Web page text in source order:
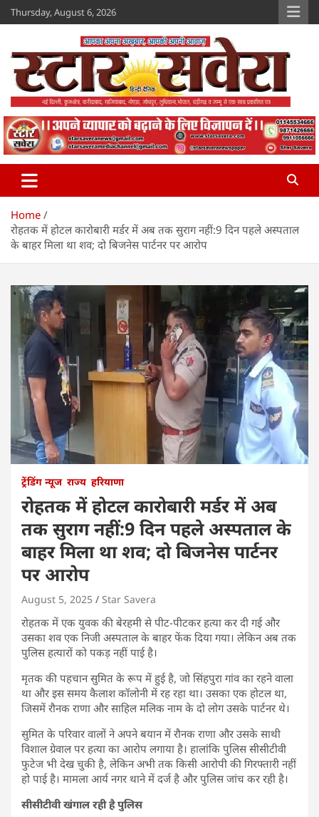
Skip
to
Thursday, August 6, 2026
Star Savera
www.starsavera.com
Home
रोहतक में होटल कारोबारी मर्डर में अब तक सुराग नहीं:9 दिन पहले अस्पताल
के बाहर मिला था शव; दो बिजनेस पार्टनर पर आरोप
ट्रेंडिंग न्यूज राज्य हरियाणा
रोहतक में होटल कारोबारी मर्डर में अब
तक सुराग नहीं:9 दिन पहले अस्पताल के
बाहर मिला था शव; दो बिजनेस पार्टनर
पर आरोप
August 5, 2025 Star Savera
रोहतक में एक युवक की बेरहमी से पीट-पीटकर हत्या कर दी गई और
उसका शव एक निजी अस्पताल के बाहर फेंक दिया गया। लेकिन अब तक
पुलिस हत्यारों को पकड़ नहीं पाई है।
मृतक की पहचान सुमित के रूप में हुई है, जो सिंहपुरा गांव का रहने वाला
था और इस समय कैलाश कॉलोनी में रह रहा था। उसका एक होटल था,
जिसमें रौनक राणा और साहिल मलिक नाम के दो लोग उसके पार्टनर थे।
सुमित के परिवार वालों ने अपने बयान में रौनक राणा और उसके साथी
विशाल ग्रेवाल पर हत्या का आरोप लगाया है। हालांकि पुलिस सीसीटीवी
फुटेज भी देख चुकी है, लेकिन अभी तक किसी आरोपी की गिरफ्तारी नहीं
हो पाई है। मामला आर्य नगर थाने में दर्ज है और पुलिस जांच कर रही है।
सीसीटीवी खंगाल रही है पुलिस